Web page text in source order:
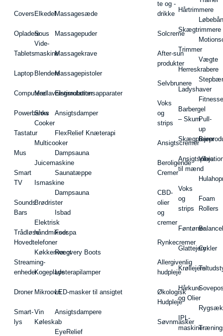
Covers
Opladere
Tablets
Laptop
Computere
Powerbanks
Tastatur
Mus
Smart
TV
Sounds
Bars
Trådløse
Hovedtelefoner
Streaming-
enheder
Droner
Smart-
lys
Elkedel
Sous
Vide-
maskine
Blendere
Madlavningsrobotter
Slow
Cooker
Multicooker
Juicemaskine
Ismaskine
Brødrister
Elektrisk
håndmikser
Køkkenvægt
Kogeplade
Mikroovn
Vin
Køleskab
Massagesæde
Massagepuder
Massagekrave
Massagepistoler
Elstimulationsapparater
Ansigtsdamper
FlexRelief Knæterapi
Dampsauna
Saunatæppe
Dampsauna
Isbad
Fodspa
Recovery Boots
Lysterapilamper
LED-masker til ansigtet
Ansigtsdampere
EyeRelief
te og -
drikke
Solcreme
After-sun
produkter
Selvbrunere
Voks
og
strips
Ansigtscremer
Beroligende
Cremer
CBD-
olier
og
cremer
Rynkecremer
Allergivenlig
hudpleje
Økologisk
Hudpleje
Søvnmasker
Hårtrimmere
Skægtrimmere
Trimmer
Herreskrabere
Ladyshaver
Barbergel
– Skum
Ansigtspleje
til mænd
Voks
og
strips
Føntørrer
Glattejern
Krøllejern
Hårkure
og Olier
IPL-
maskiner
Vægte
Pull-
up
Barer
Foam
Rollers
Cykler